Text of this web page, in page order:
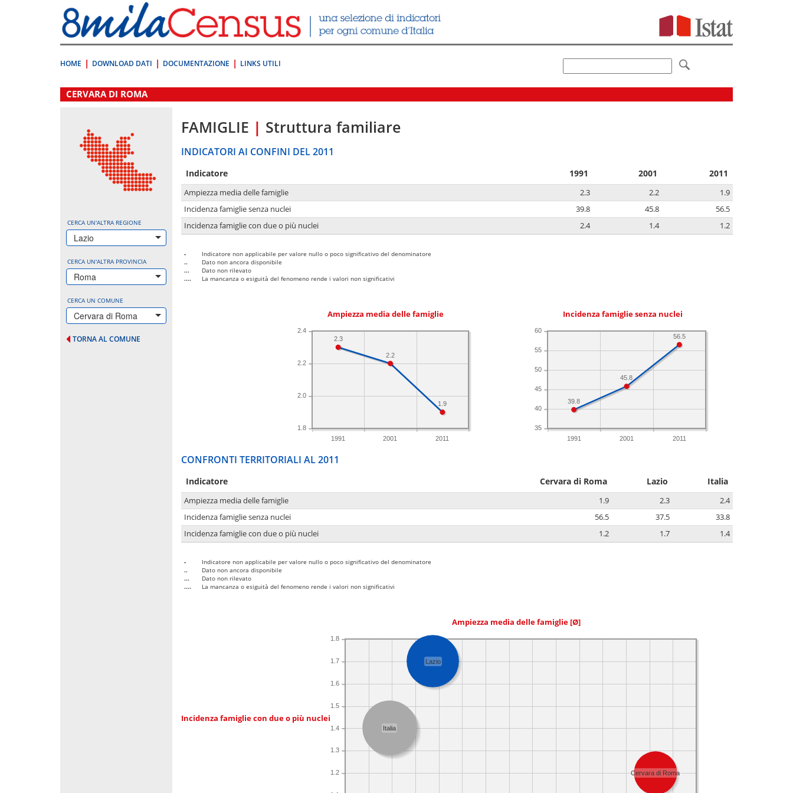
direttamente
a:
Contenuto
HOME DOWNLOAD DATI DOCUMENTAZIONE LINKS UTILI
.
CERVARA DI ROMA
CERCA UN'ALTRA REGIONE
Lazio
CERCA UN'ALTRA PROVINCIA
Roma
CERCA UN COMUNE
Cervara di Roma
TORNA AL COMUNE
FAMIGLIE | Struttura familiare
INDICATORI AI CONFINI DEL 2011
Indicatore 1991 2001 2011
Ampiezza media delle famiglie 2.3 2.2
1.9
Incidenza famiglie senza nuclei
39.8 45.8
56.5
Incidenza famiglie con due o più nuclei
2.4 1.4 1.2
-
Indicatore non applicabile per valore nullo o poco significativo del denominatore
..
Dato non ancora disponibile
...
Dato non rilevato
....
La mancanza o esiguità del fenomeno rende i valori non significativi
Ampiezza media delle famiglie
1991 2001 2011
1.8
2.0
2.2
2.4
1.9
2.2
2.3
Incidenza famiglie senza nuclei
1991 2001 2011
35
40
45
50
55
60
56.5
45.8
39.8
CONFRONTI TERRITORIALI AL 2011
Indicatore Cervara di Roma Lazio Italia
Ampiezza media delle famiglie 1.9 2.3
2.4
Incidenza famiglie senza nuclei
56.5 37.5
33.8
Incidenza famiglie con due o più nuclei
1.2 1.7 1.4
-
Indicatore non applicabile per valore nullo o poco significativo del denominatore
..
Dato non ancora disponibile
...
Dato non rilevato
....
La mancanza o esiguità del fenomeno rende i valori non significativi
Ampiezza media delle famiglie [Ø]
Incidenza famiglie con due o più nuclei
1.2
1.3
1.4
1.5
1.6
1.7
1.8
Italia
Lazio
Cervara di Roma